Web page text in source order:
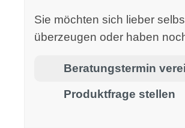
Sie möchten sich lieber
überzeugen oder haben
Beratungstermin
Produktfrage stellen